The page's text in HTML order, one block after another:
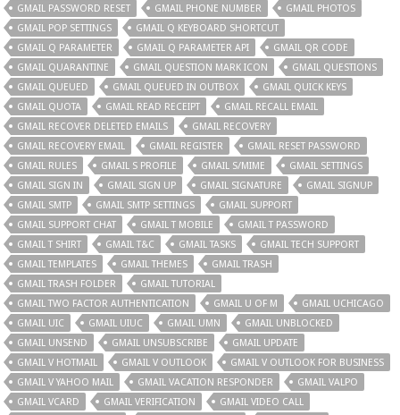
GMAIL PASSWORD RESET
GMAIL PHONE NUMBER
GMAIL PHOTOS
GMAIL POP SETTINGS
GMAIL Q KEYBOARD SHORTCUT
GMAIL Q PARAMETER
GMAIL Q PARAMETER API
GMAIL QR CODE
GMAIL QUARANTINE
GMAIL QUESTION MARK ICON
GMAIL QUESTIONS
GMAIL QUEUED
GMAIL QUEUED IN OUTBOX
GMAIL QUICK KEYS
GMAIL QUOTA
GMAIL READ RECEIPT
GMAIL RECALL EMAIL
GMAIL RECOVER DELETED EMAILS
GMAIL RECOVERY
GMAIL RECOVERY EMAIL
GMAIL REGISTER
GMAIL RESET PASSWORD
GMAIL RULES
GMAIL S PROFILE GMAIL S/MIME
GMAIL SETTINGS
GMAIL SIGN IN
GMAIL SIGN UP GMAIL SIGNATURE
GMAIL SIGNUP
GMAIL SMTP
GMAIL SMTP SETTINGS
GMAIL SUPPORT
GMAIL SUPPORT CHAT
GMAIL T MOBILE
GMAIL T PASSWORD
GMAIL T SHIRT
GMAIL T&C GMAIL TASKS
GMAIL TECH SUPPORT
GMAIL TEMPLATES
GMAIL THEMES
GMAIL TRASH
GMAIL TRASH FOLDER
GMAIL TUTORIAL
GMAIL TWO FACTOR AUTHENTICATION
GMAIL U OF M
GMAIL UCHICAGO
GMAIL UIC
GMAIL UIUC GMAIL UMN
GMAIL UNBLOCKED
GMAIL UNSEND
GMAIL UNSUBSCRIBE
GMAIL UPDATE
GMAIL V HOTMAIL
GMAIL V OUTLOOK
GMAIL V OUTLOOK FOR BUSINESS
GMAIL V YAHOO MAIL
GMAIL VACATION RESPONDER
GMAIL VALPO
GMAIL VCARD
GMAIL VERIFICATION
GMAIL VIDEO CALL